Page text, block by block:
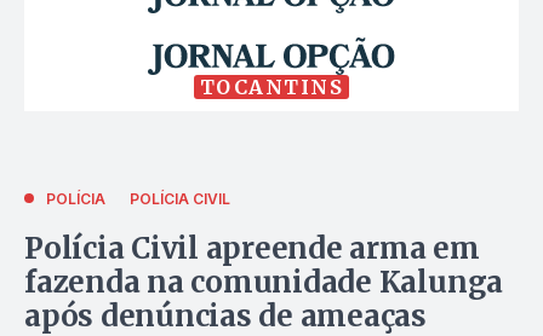
TOCANTINS
POLÍCIA POLÍCIA CIVIL
Polícia Civil apreende arma em
fazenda na comunidade Kalunga
após denúncias de ameaças